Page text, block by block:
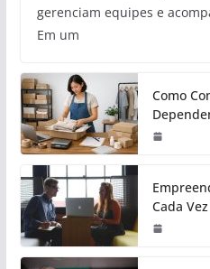
gerenciam equipes e
Em um
Como
Cada